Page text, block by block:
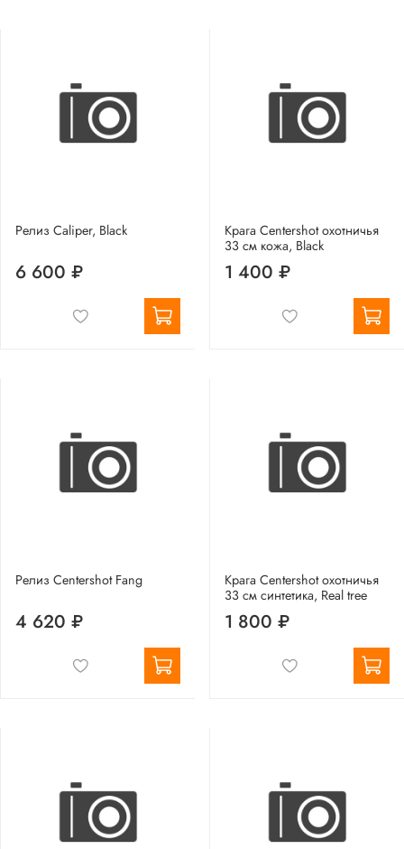
Релиз Caliper, Black
6 600 ₽
Крага Centershot охотничья
33 см кожа, Black
1 400 ₽
Релиз Centershot Fang
4 620 ₽
Крага Centershot охотничья
33 см синтетика, Real tree
1 800 ₽